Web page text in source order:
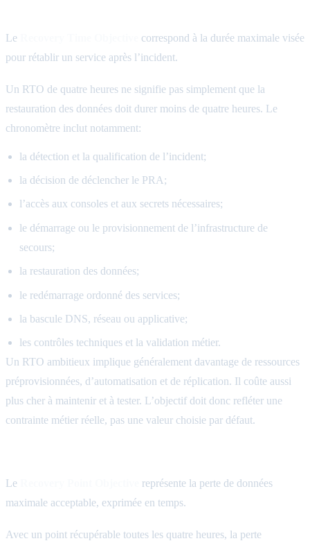
Le
correspond à la durée maximale visée
pour rétablir un service après l’incident.
Un RTO de quatre heures ne signifie pas simplement que la
restauration des données doit durer moins de quatre heures. Le
chronomètre inclut notamment:
la détection et la qualification de l’incident;
la décision de déclencher le PRA;
l’accès aux consoles et aux secrets nécessaires;
le démarrage ou le provisionnement de l’infrastructure de
secours;
la restauration des données;
le redémarrage ordonné des services;
la bascule DNS, réseau ou applicative;
les contrôles techniques et la validation métier.
Un RTO ambitieux implique généralement davantage de ressources
préprovisionnées, d’automatisation et de réplication. Il coûte aussi
plus cher à maintenir et à tester. L’objectif doit donc refléter une
contrainte métier réelle, pas une valeur choisie par défaut.
Le
représente la perte de données
maximale acceptable, exprimée en temps.
Avec un point récupérable toutes les quatre heures, la perte